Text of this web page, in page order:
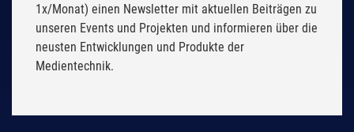
1x/Monat) einen Newsletter mit aktuellen Beiträgen zu
unseren Events und Projekten und informieren über die
neusten Entwicklungen und Produkte der
Medientechnik.